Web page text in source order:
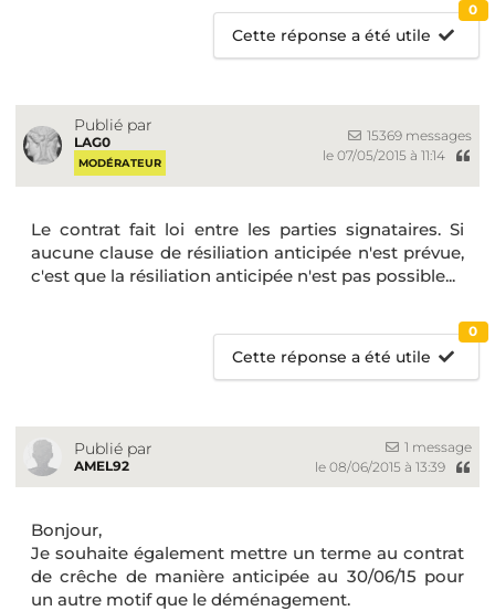
Cette réponse a été utile
0
Publié par
LAG0
MODÉRATEUR
15369 messages
le 07/05/2015 à 11:14
Le contrat fait loi entre les parties signataires. Si
aucune clause de résiliation anticipée n'est prévue,
c'est que la résiliation anticipée n'est pas possible...
Cette réponse a été utile
0
Publié par
AMEL92
1 message
le 08/06/2015 à 13:39
Bonjour,
Je souhaite également mettre un terme au contrat
de crêche de manière anticipée au 30/06/15 pour
un autre motif que le déménagement.